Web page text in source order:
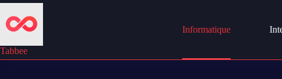
Passer
contenu
Tabbee
Informatique